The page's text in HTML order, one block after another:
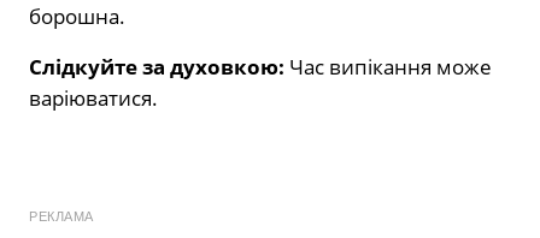
борошна.
Слідкуйте за духовкою: Час випікання може
варіюватися.
РЕКЛАМА